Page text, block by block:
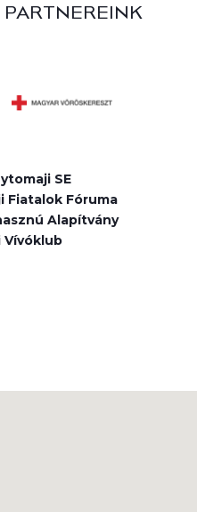
SE
Fiatalok Fóruma
Alapítvány
Vívóklub